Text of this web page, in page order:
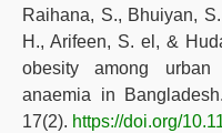
Raihana, S., Bhuiyan,
H., Arifeen, S. el, &
obesity among
anaemia in
17(2). https://doi.org/